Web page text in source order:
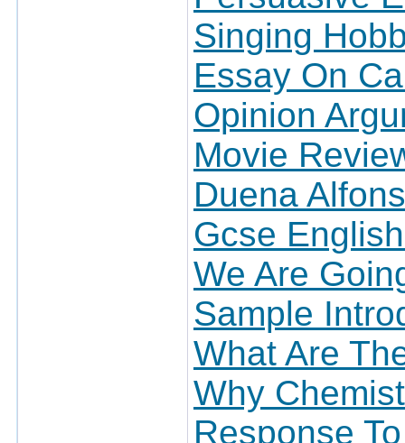
Singing
Essay On
Opinion
Movie
Duena
Gcse
We Are
Sample
What Are
Why
Response